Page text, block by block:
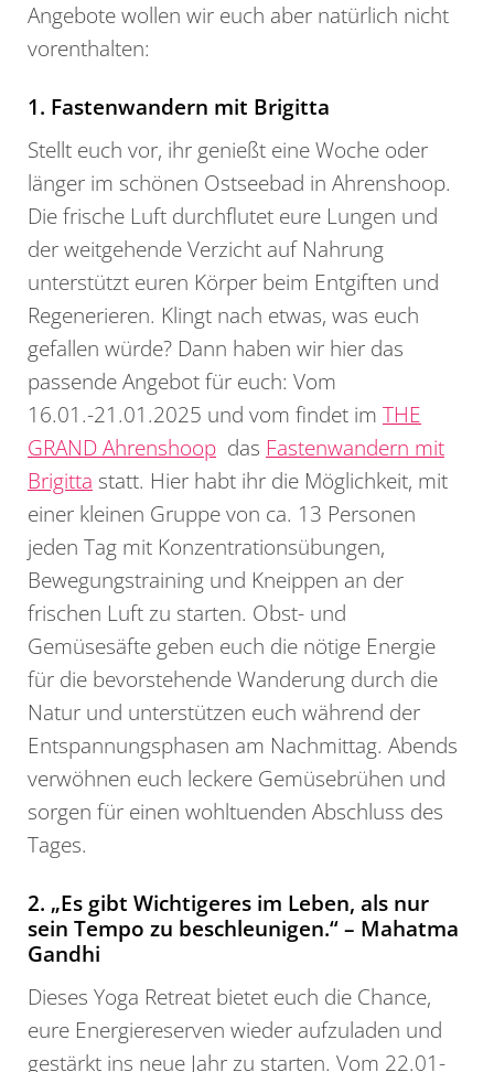
Angebote wollen wir euch aber natürlich nicht
vorenthalten:
1. Fastenwandern mit Brigitta
Stellt euch vor, ihr genießt eine Woche oder
länger im schönen Ostseebad in Ahrenshoop.
Die frische Luft durchflutet eure Lungen und
der weitgehende Verzicht auf Nahrung
unterstützt euren Körper beim Entgiften und
Regenerieren. Klingt nach etwas, was euch
gefallen würde? Dann haben wir hier das
passende Angebot für euch: Vom
16.01.-21.01.2025 und vom findet im THE
GRAND Ahrenshoop das Fastenwandern mit
Brigitta statt. Hier habt ihr die Möglichkeit, mit
einer kleinen Gruppe von ca. 13 Personen
jeden Tag mit Konzentrationsübungen,
Bewegungstraining und Kneippen an der
frischen Luft zu starten. Obst- und
Gemüsesäfte geben euch die nötige Energie
für die bevorstehende Wanderung durch die
Natur und unterstützen euch während der
Entspannungsphasen am Nachmittag. Abends
verwöhnen euch leckere Gemüsebrühen und
sorgen für einen wohltuenden Abschluss des
Tages.
2. „Es gibt Wichtigeres im Leben, als nur
sein Tempo zu beschleunigen.“ – Mahatma
Gandhi
Dieses Yoga Retreat bietet euch die Chance,
eure Energiereserven wieder aufzuladen und
gestärkt ins neue Jahr zu starten. Vom 22.01-